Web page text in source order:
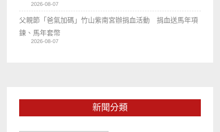
2026-08-07
父親節「爸氣加碼」竹山紫南宮辦捐血活動 捐血送馬年項
鍊、馬年套幣
2026-08-07
新聞分類